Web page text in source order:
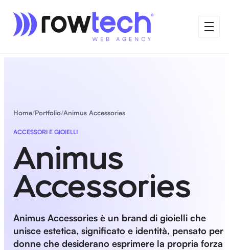
Home Portfolio Animus Accessories
ACCESSORI E GIOIELLI
Animus
Accessories
Animus Accessories è un brand di gioielli che
unisce estetica, significato e identità, pensato per
donne che desiderano esprimere la propria forza